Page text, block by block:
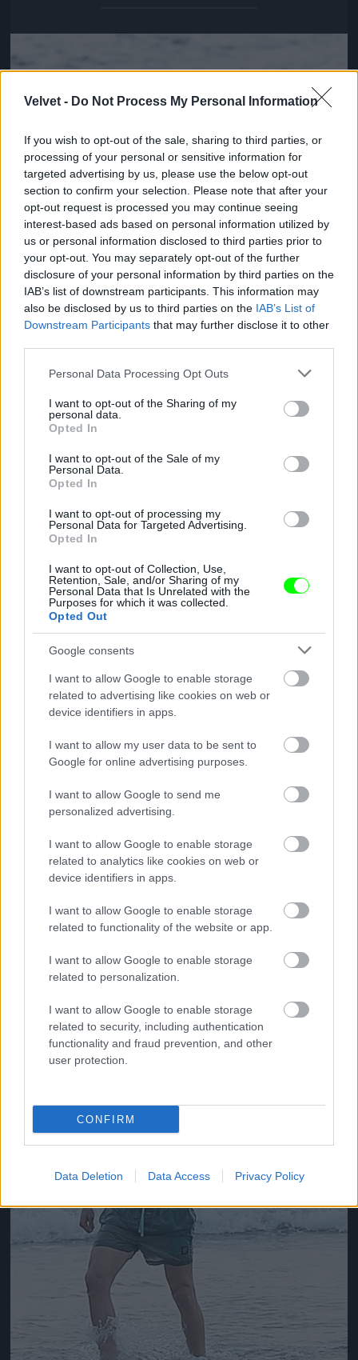
Velvet - Do Not Process My Personal Information
If you wish to opt-out of the sale, sharing to third parties, or
processing of your personal or sensitive information for
targeted advertising by us, please use the below opt-out
section to confirm your selection. Please note that after your
opt-out request is processed you may continue seeing
interest-based ads based on personal information utilized by
us or personal information disclosed to third parties prior to
your opt-out. You may separately opt-out of the further
disclosure of your personal information by third parties on the
IAB’s list of downstream participants. This information may
also be disclosed by us to third parties on the IAB’s List of
Downstream Participants that may further disclose it to other
Please note that this website/app uses one or more Google
not limited to your visit or usage behaviour. You may click to
grant or deny consent to Google and its third-party tags to
use your data for below specified purposes in below Google
consent section.
Personal Data Processing Opt Outs
I want to opt-out of the Sharing of my
personal data.
Opted In
I want to opt-out of the Sale of my
Personal Data.
Opted In
I want to opt-out of processing my
Personal Data for Targeted Advertising.
Opted In
I want to opt-out of Collection, Use,
Retention, Sale, and/or Sharing of my
Personal Data that Is Unrelated with the
Purposes for which it was collected.
Opted Out
Google consents
I want to allow Google to enable storage
related to advertising like cookies on web or
device identifiers in apps.
I want to allow my user data to be sent to
Google for online advertising purposes.
I want to allow Google to send me
personalized advertising.
I want to allow Google to enable storage
related to analytics like cookies on web or
device identifiers in apps.
I want to allow Google to enable storage
related to functionality of the website or app.
I want to allow Google to enable storage
related to personalization.
I want to allow Google to enable storage
related to security, including authentication
functionality and fraud prevention, and other
user protection.
CONFIRM
Data Deletion Data Access Privacy Policy
A helyszín Los Angeles környékének valamelyik
strandja.
Jön még kép!
John Bernthal korábban a The Walking Dead című
sorozattal lett igazán híres, de ő volt A Megtorló
címszereplője is, és feltűnt rengeteg mozifilmben az
utóbbi években.
Fotó: TheImageDirect.com / Northfoto
Jön még kép!